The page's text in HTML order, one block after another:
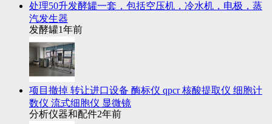
处理50升发酵罐一套，包括空压机，冷水机，电极，蒸
汽发生器
发酵罐1年前
项目撤掉 转让进口设备 酶标仪 qpcr 核酸提取仪 细胞计
数仪 流式细胞仪 显微镜
分析仪器和配件2年前